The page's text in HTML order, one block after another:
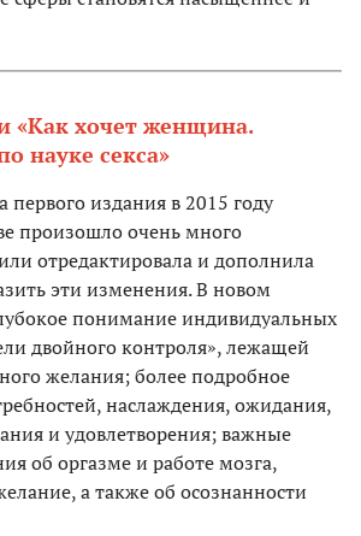
«Как хочет женщина.
науке секса»
издания в 2015 году
произошло очень много
отредактировала и дополнила
эти изменения. В новом
понимание индивидуальных
двойного контроля», лежащей
желания; более подробное
наслаждения, ожидания,
и удовлетворения; важные
об оргазме и работе мозга,
а также об осознанности